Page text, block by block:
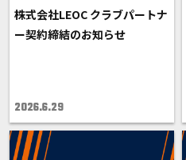
株式会社LEOC クラブパートナ
ー契約締結のお知らせ
2026.6.29